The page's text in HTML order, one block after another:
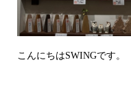
こんにちはSWINGです。